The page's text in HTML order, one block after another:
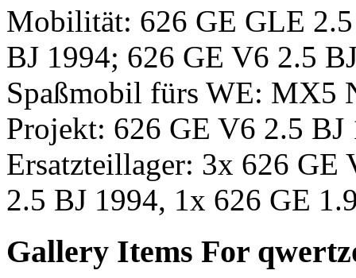
Mobilität: 626 GE GLE
BJ 1994; 626 GE V6 2.5
Spaßmobil fürs WE: MX5
Projekt: 626 GE V6 2.5
Ersatzteillager: 3x 626 GE
2.5 BJ 1994, 1x 626 GE
Gallery Items For